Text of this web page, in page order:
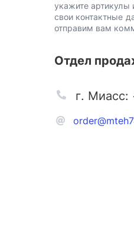
укажите артикулы
свои контактные
отправим вам
Отдел
г. Миасс: